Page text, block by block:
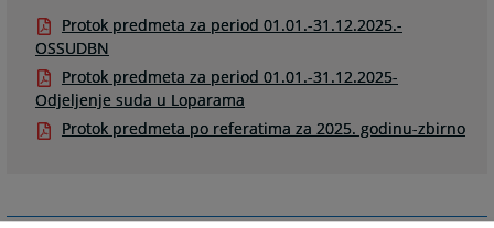
Protok predmeta za period 01.01.-31.12.2025.-
OSSUDBN
Protok predmeta za period 01.01.-31.12.2025-
Odjeljenje suda u Loparama
Protok predmeta po referatima za 2025. godinu-zbirno